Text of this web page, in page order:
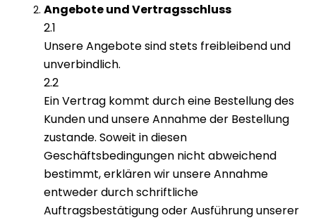
Angebote und Vertragsschluss
2.1
Unsere Angebote sind stets freibleibend und
unverbindlich.
2.2
Ein Vertrag kommt durch eine Bestellung des
Kunden und unsere Annahme der Bestellung
zustande. Soweit in diesen
Geschäftsbedingungen nicht abweichend
bestimmt, erklären wir unsere Annahme
entweder durch schriftliche
Auftragsbestätigung oder Ausführung unserer